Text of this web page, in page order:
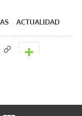
ACTUALIDAD